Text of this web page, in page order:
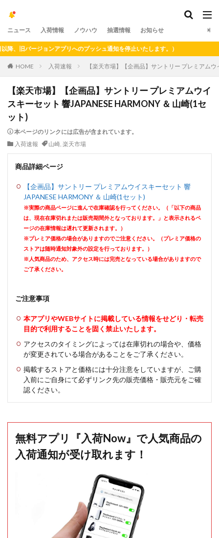
ニュース 入荷情報 ノウハウ 抽選情報 お知らせ
バージョンアプリへのプッシュ通知を停止いたします。）
HOME 入荷速報 【楽天市場】【企画品】サントリー プレミアム
【楽天市場】【企画品】サントリー プレミアムウイ
スキーセット 響JAPANESE HARMONY ＆ 山崎(1セ
ット)
本ページのリンクには広告が含まれています。
入荷速報
山崎, 楽天市場
商品詳細ページ
【企画品】サントリー プレミアムウイスキーセット 響
JAPANESE HARMONY ＆ 山崎(1セット)
※実際の商品ページに進んで在庫確認を行ってください。（「以下の商品
は、現在在庫切れまたは販売期間外となっております。」と表示されるペ
ージの在庫情報は遅れて更新されます。）
※プレミア価格の場合がありますのでご注意ください。（プレミア価格の
ストアは随時通知対象外の設定を行っております。）
※人気商品のため、アクセス時には完売となっている場合がありますので
ご了承ください。
ご注意事項
本アプリやWEBサイトに掲載している情報をせどり・転売
目的で利用することを固く禁止いたします。
アクセスのタイミングによっては在庫切れの場合や、価格
が変更されている場合があることをご了承ください。
掲載するストアと価格には十分注意をしていますが、ご購
入前にご自身にて必ずリンク先の販売価格・販売元をご確
認ください。
無料アプリ『入荷Now』で人気商品の
入荷通知が受け取れます！